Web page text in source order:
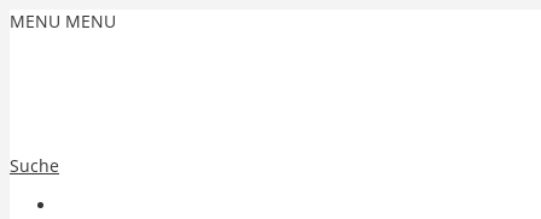
MENU MENU
Suche